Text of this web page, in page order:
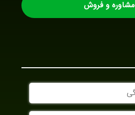
مشاوره و فروش